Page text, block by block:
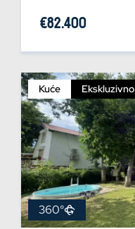
€82.400
Kuće Ekskluzivno
360°